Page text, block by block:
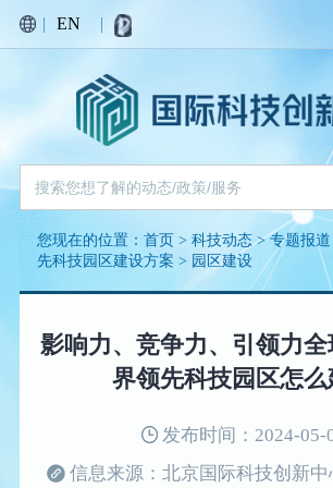
| EN |
您现在的位置：首页 >科技动态>专题报道
先科技园区建设方案 > 园区建设
影响力、竞争力、引领力
界领先科技园区怎么
发布时间：2024-05-
信息来源：北京国际科技创新